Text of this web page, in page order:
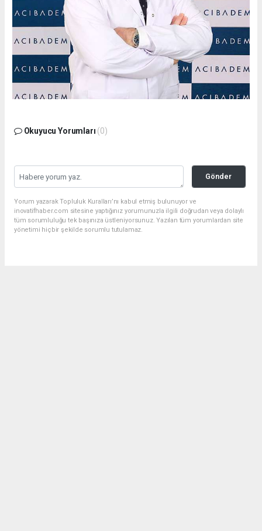
Okuyucu Yorumları (0)
Gönder
Yorum yazarak Topluluk Kuralları’nı kabul etmiş bulunuyor ve
inovatifhaber.com sitesine yaptığınız yorumunuzla ilgili doğrudan veya dolaylı
tüm sorumluluğu tek başınıza üstleniyorsunuz. Yazılan tüm yorumlardan site
yönetimi hiçbir şekilde sorumlu tutulamaz.